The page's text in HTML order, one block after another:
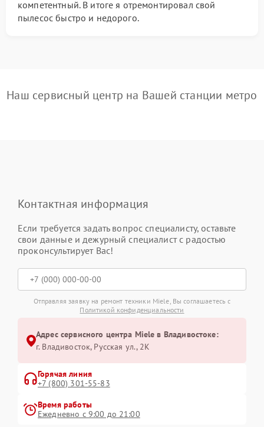
компетентный. В итоге я отремонтировал свой
пылесос быстро и недорого.
Наш сервисный центр на Вашей станции метро
Контактная информация
Если требуется задать вопрос специалисту, оставьте
свои данные и дежурный специалист с радостью
проконсультирует Вас!
Отправляя заявку на ремонт техники Miele, Вы соглашаетесь с
Политикой конфиденциальности
Адрес сервисного центра Miele в Владивостоке:
г. Владивосток, Русская ул., 2К
Горячая линия
+7 (800) 301-55-83
Время работы
Ежедневно с 9:00 до 21:00